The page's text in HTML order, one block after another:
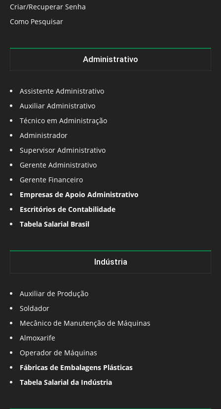
Criar/Recuperar Senha
Como Pesquisar
Administrativo
Assistente Administrativo
Auxiliar Administrativo
Técnico em Administração
Administrador
Supervisor Administrativo
Gerente Administrativo
Gerente Financeiro
Empresas de Apoio Administrativo
Escritórios de Contabilidade
Tabela Salarial Brasil
Indústria
Auxiliar de Produção
Soldador
Mecânico de Manutenção de Máquinas
Almoxarife
Operador de Máquinas
Fábricas de Embalagens Plásticas
Tabela Salarial da Indústria